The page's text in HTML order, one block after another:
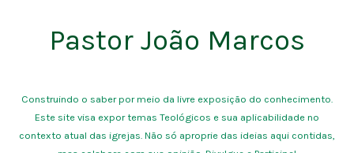
Pastor João Marcos
Construindo o saber por meio da livre exposição do conhecimento.
Este site visa expor temas Teológicos e sua aplicabilidade no
contexto atual das igrejas. Não só aproprie das ideias aqui contidas,